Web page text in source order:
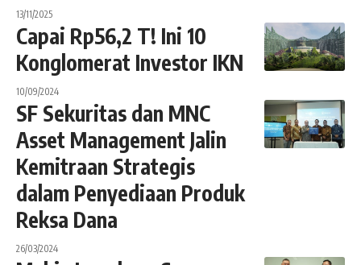
13/11/2025
Capai Rp56,2 T! Ini 10
Konglomerat Investor IKN
10/09/2024
SF Sekuritas dan MNC
Asset Management Jalin
Kemitraan Strategis
dalam Penyediaan Produk
Reksa Dana
26/03/2024